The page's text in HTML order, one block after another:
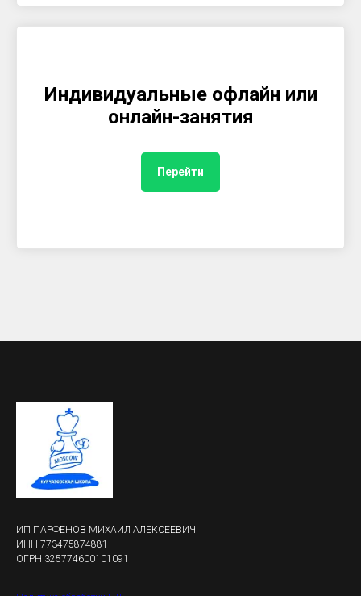
Индивидуальные офлайн или
онлайн-занятия
Перейти
ИП ПАРФЕНОВ МИХАИЛ АЛЕКСЕЕВИЧ
ИНН 773475874881
ОГРН 325774600101091